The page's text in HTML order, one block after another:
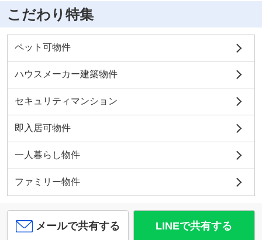
こだわり特集
ペット可物件
ハウスメーカー建築物件
セキュリティマンション
即入居可物件
一人暮らし物件
ファミリー物件
メールで共有する LINEで共有する